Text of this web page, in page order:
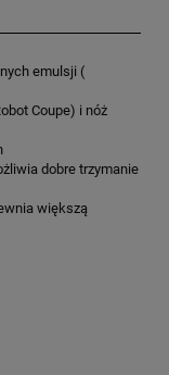
emulsji (
Coupe) i nóż
dobre trzymanie
większą